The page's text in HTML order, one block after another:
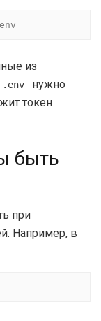
из
.env
нужно
токен
быть
при
Например, в